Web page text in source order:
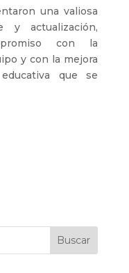
una valiosa
y actualización,
con la
y con la mejora
que se